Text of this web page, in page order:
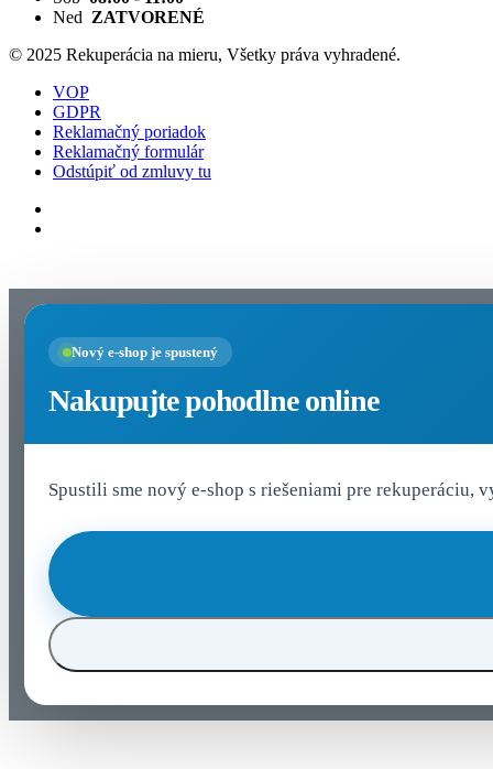
Ned ZATVORENÉ
© 2025 Rekuperácia na mieru, Všetky práva vyhradené.
VOP
GDPR
Reklamačný poriadok
Reklamačný formulár
Odstúpiť od zmluvy tu
Nový e-shop je spustený
Nakupujte pohodlne online
Spustili sme nový e-shop s riešeniami pre rekuperáciu,